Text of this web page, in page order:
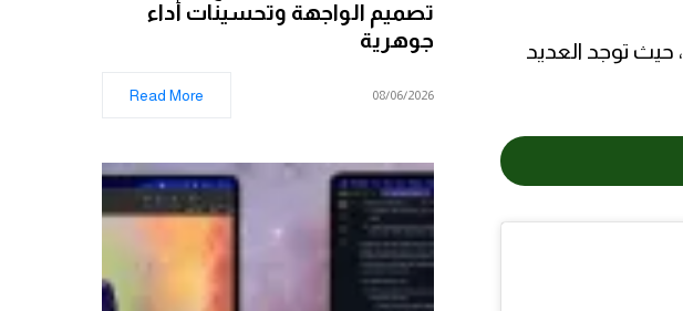
في Wiki Tn ، حيث توجد العديد
تصميم الواجهة وتحسينات أداء
جوهرية
08/06/2026
Read More